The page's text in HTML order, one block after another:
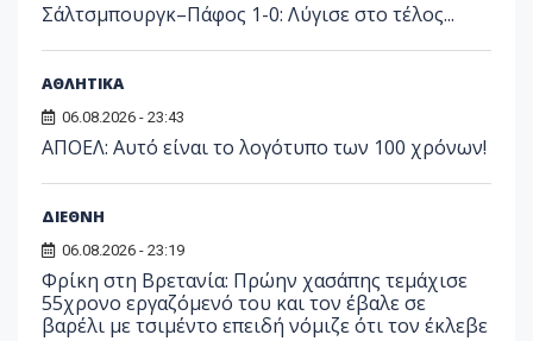
Σάλτσμπουργκ–Πάφος 1-0: Λύγισε στο τέλος...
ΑΘΛΗΤΙΚΑ
06.08.2026 - 23:43
ΑΠΟΕΛ: Αυτό είναι το λογότυπο των 100 χρόνων!
ΔΙΕΘΝΗ
06.08.2026 - 23:19
Φρίκη στη Βρετανία: Πρώην χασάπης τεμάχισε
55χρονο εργαζόμενό του και τον έβαλε σε
βαρέλι με τσιμέντο επειδή νόμιζε ότι τον έκλεβε